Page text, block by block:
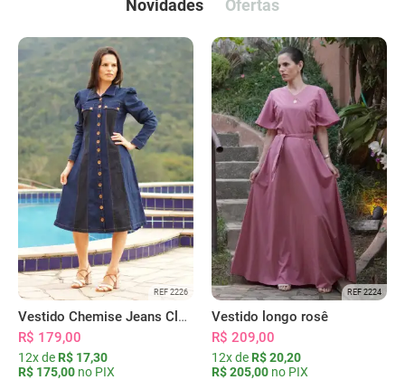
Novidades Ofertas
REF 2226
Vestido Chemise Jeans Clássica Serena
R$ 179,00
12x de R$ 17,30
R$ 175,00 no PIX
REF 2224
Vestido longo rosê
R$ 209,00
12x de R$ 20,20
R$ 205,00 no PIX